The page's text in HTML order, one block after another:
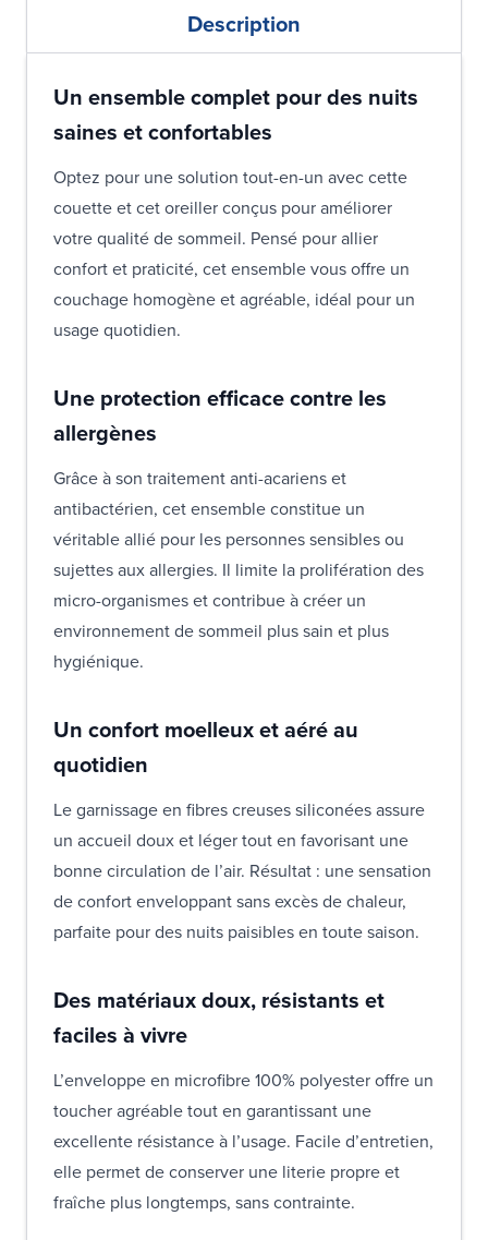
Description
Un ensemble complet pour des nuits
saines et confortables
Optez pour une solution tout-en-un avec cette
couette et cet oreiller conçus pour améliorer
votre qualité de sommeil. Pensé pour allier
confort et praticité, cet ensemble vous offre un
couchage homogène et agréable, idéal pour un
usage quotidien.
Une protection efficace contre les
allergènes
Grâce à son traitement anti-acariens et
antibactérien, cet ensemble constitue un
véritable allié pour les personnes sensibles ou
sujettes aux allergies. Il limite la prolifération des
micro-organismes et contribue à créer un
environnement de sommeil plus sain et plus
hygiénique.
Un confort moelleux et aéré au
quotidien
Le garnissage en fibres creuses siliconées assure
un accueil doux et léger tout en favorisant une
bonne circulation de l’air. Résultat : une sensation
de confort enveloppant sans excès de chaleur,
parfaite pour des nuits paisibles en toute saison.
Des matériaux doux, résistants et
faciles à vivre
L’enveloppe en microfibre 100% polyester offre un
toucher agréable tout en garantissant une
excellente résistance à l’usage. Facile d’entretien,
elle permet de conserver une literie propre et
fraîche plus longtemps, sans contrainte.